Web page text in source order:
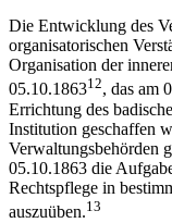
Die Entwicklung des
organisatorischen
Organisation der
05.10.186312, das am
Errichtung des
Institution geschaffen
Verwaltungsbehörden
05.10.1863 die
Rechtspflege in
auszuüben.13